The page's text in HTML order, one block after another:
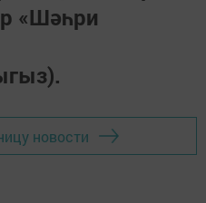
«Шәһри
новости